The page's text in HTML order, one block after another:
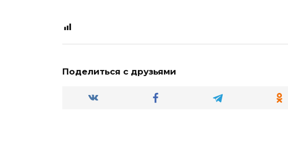
Поделиться с друзьями